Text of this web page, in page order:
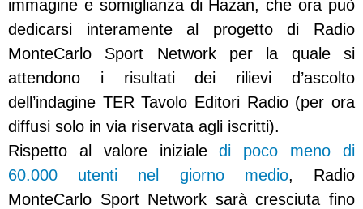
immagine e somiglianza di Hazan, che ora può
dedicarsi interamente al progetto di Radio
MonteCarlo Sport Network per la quale si
attendono i risultati dei rilievi d’ascolto
dell’indagine TER Tavolo Editori Radio (per ora
diffusi solo in via riservata agli iscritti).
Rispetto al valore inizialedi poco meno di
60.000 utenti nel giorno medio, Radio
MonteCarlo Sport Network sarà cresciuta fino